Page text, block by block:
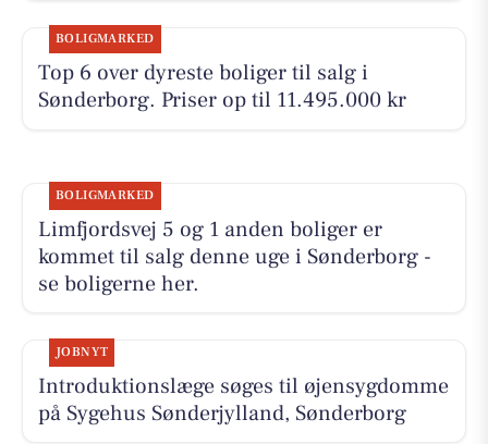
BOLIGMARKED
Top 6 over dyreste boliger til salg i
Sønderborg. Priser op til 11.495.000 kr
BOLIGMARKED
Limfjordsvej 5 og 1 anden boliger er
kommet til salg denne uge i Sønderborg -
se boligerne her.
JOBNYT
Introduktionslæge søges til øjensygdomme
på Sygehus Sønderjylland, Sønderborg